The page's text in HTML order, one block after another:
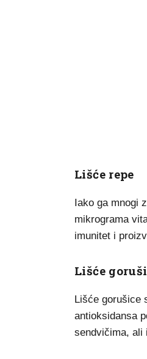
Lišće repe
Iako ga mnogi
mikrograma
imunitet i
Lišće
Lišće gorušice
antioksidansa
sendvičima, ali